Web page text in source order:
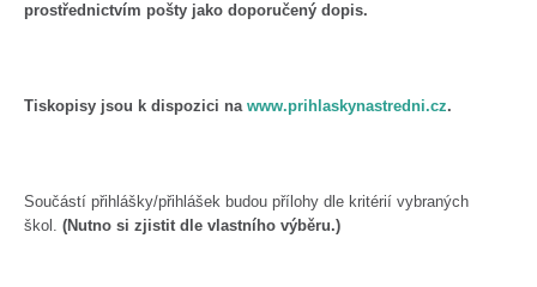
prostřednictvím pošty jako doporučený dopis.
Tiskopisy jsou k dispozici nawww.prihlaskynastredni.cz.
Součástí přihlášky/přihlášek budou přílohy dle kritérií vybraných
škol.(Nutno si zjistit dle vlastního výběru.)